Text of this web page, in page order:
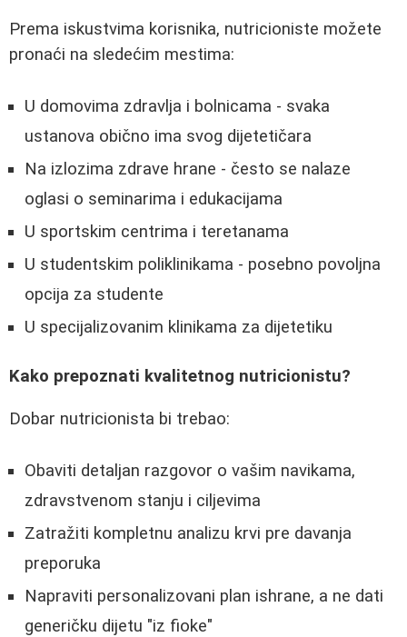
Prema iskustvima korisnika, nutricioniste možete
pronaći na sledećim mestima:
U domovima zdravlja i bolnicama - svaka
ustanova obično ima svog dijetetičara
Na izlozima zdrave hrane - često se nalaze
oglasi o seminarima i edukacijama
U sportskim centrima i teretanama
U studentskim poliklinikama - posebno povoljna
opcija za studente
U specijalizovanim klinikama za dijetetiku
Kako prepoznati kvalitetnog nutricionistu?
Dobar nutricionista bi trebao:
Obaviti detaljan razgovor o vašim navikama,
zdravstvenom stanju i ciljevima
Zatražiti kompletnu analizu krvi pre davanja
preporuka
Napraviti personalizovani plan ishrane, a ne dati
generičku dijetu "iz fioke"